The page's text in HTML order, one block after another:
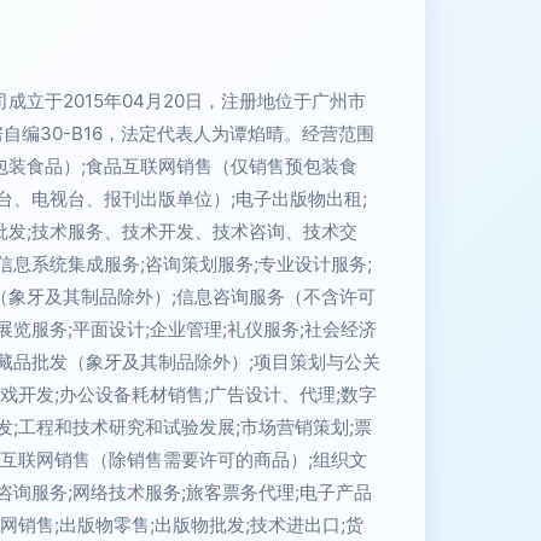
成立于2015年04月20日，注册地位于广州市
编30-B16，法定代表人为谭焰晴。经营范围
食品）;食品互联网销售（仅销售预包装食
、电视台、报刊出版单位）;电子出版物出租;
;技术服务、技术开发、技术咨询、技术交
息系统集成服务;咨询策划服务;专业设计服务;
牙及其制品除外）;信息咨询服务（不含许可
览服务;平面设计;企业管理;礼仪服务;社会经济
品批发（象牙及其制品除外）;项目策划与公关
开发;办公设备耗材销售;广告设计、代理;数字
;工程和技术研究和试验发展;市场营销策划;票
联网销售（除销售需要许可的商品）;组织文
询服务;网络技术服务;旅客票务代理;电子产品
销售;出版物零售;出版物批发;技术进出口;货